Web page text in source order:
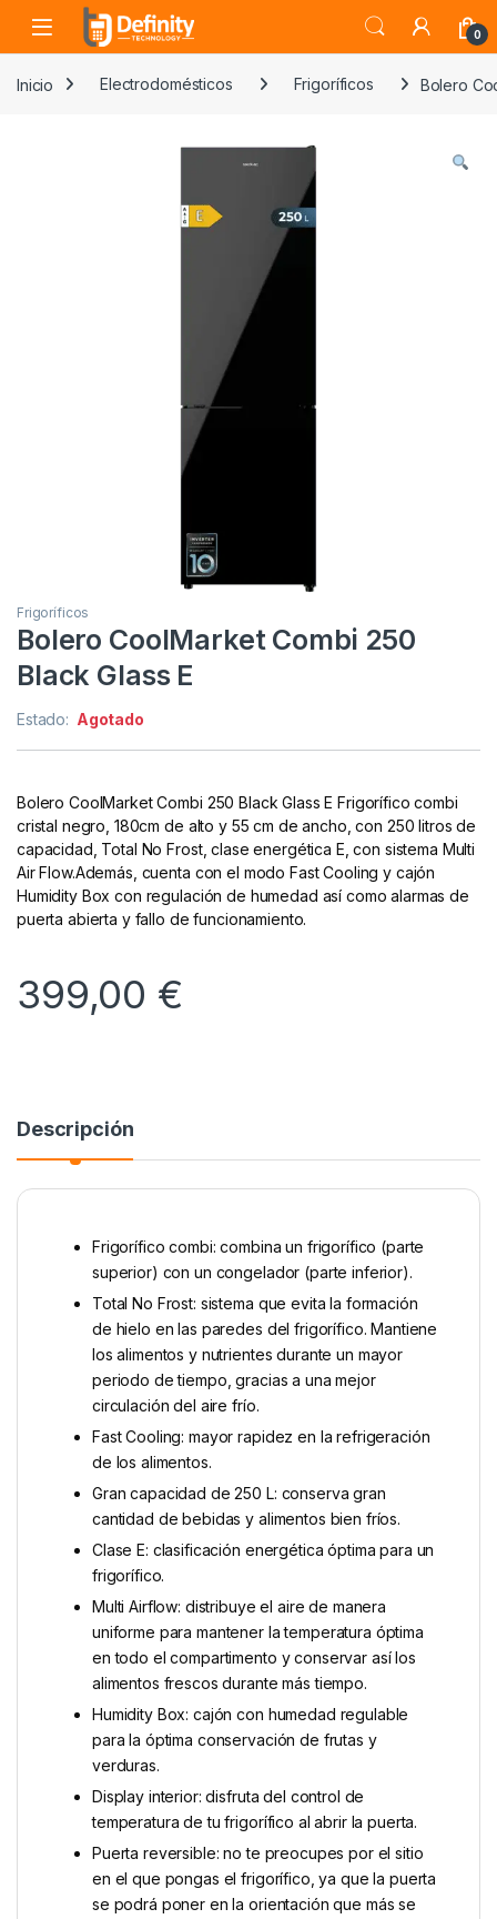
Skip to navigation
Skip to content
Open 0
Inicio Electrodomésticos Frigoríficos Bolero
Frigoríficos
Bolero CoolMarket Combi 250
Black Glass E
Estado: Agotado
Bolero CoolMarket Combi 250 Black Glass E Frigorífico combi
cristal negro, 180cm de alto y 55 cm de ancho, con 250 litros de
capacidad, Total No Frost, clase energética E, con sistema Multi
Air Flow.Además, cuenta con el modo Fast Cooling y cajón
Humidity Box con regulación de humedad así como alarmas de
puerta abierta y fallo de funcionamiento.
399,00 €
Descripción
Frigorífico combi: combina un frigorífico (parte
superior) con un congelador (parte inferior).
Total No Frost: sistema que evita la formación
de hielo en las paredes del frigorífico. Mantiene
los alimentos y nutrientes durante un mayor
periodo de tiempo, gracias a una mejor
circulación del aire frío.
Fast Cooling: mayor rapidez en la refrigeración
de los alimentos.
Gran capacidad de 250 L: conserva gran
cantidad de bebidas y alimentos bien fríos.
Clase E: clasificación energética óptima para un
frigorífico.
Multi Airflow: distribuye el aire de manera
uniforme para mantener la temperatura óptima
en todo el compartimento y conservar así los
alimentos frescos durante más tiempo.
Humidity Box: cajón con humedad regulable
para la óptima conservación de frutas y
verduras.
Display interior: disfruta del control de
temperatura de tu frigorífico al abrir la puerta.
Puerta reversible: no te preocupes por el sitio
en el que pongas el frigorífico, ya que la puerta
se podrá poner en la orientación que más se